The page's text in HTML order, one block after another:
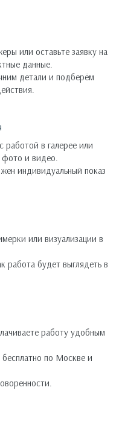
или оставьте заявку на
данные.
детали и подберём
работой в галерее или
фото и видео.
индивидуальный показ
или визуализации в
работа будет выглядеть в
работу удобным
бесплатно по Москве и